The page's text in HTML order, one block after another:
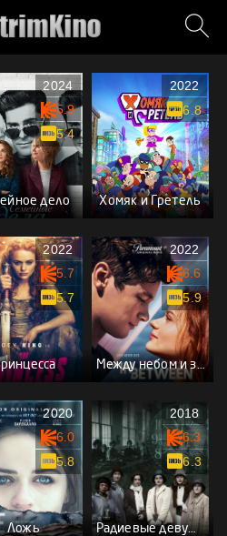
дело
2024
5.9
5.4
Хомяк и Гретель
2022
6.8
2022
5.7
5.7
Между небом и землей
2022
6.6
5.9
Ложь
2020
6.0
5.8
Радиевые девушки
2018
6.3
6.3